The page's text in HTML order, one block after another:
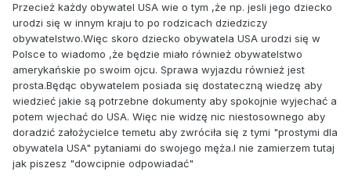
Przecież każdy obywatel USA wie o tym ,że np. jesli jego dziecko
urodzi się w innym kraju to po rodzicach dziedziczy
obywatelstwo.Więc skoro dziecko obywatela USA urodzi się w
Polsce to wiadomo ,że będzie miało również obywatelstwo
amerykańskie po swoim ojcu. Sprawa wyjazdu również jest
prosta.Będąc obywatelem posiada się dostateczną wiedzę aby
wiedzieć jakie są potrzebne dokumenty aby spokojnie wyjechać a
potem wjechać do USA. Więc nie widzę nic niestosownego aby
doradzić założycielce temetu aby zwróciła się z tymi "prostymi dla
obywatela USA" pytaniami do swojego męża.I nie zamierzem tutaj
jak piszesz "dowcipnie odpowiadać"